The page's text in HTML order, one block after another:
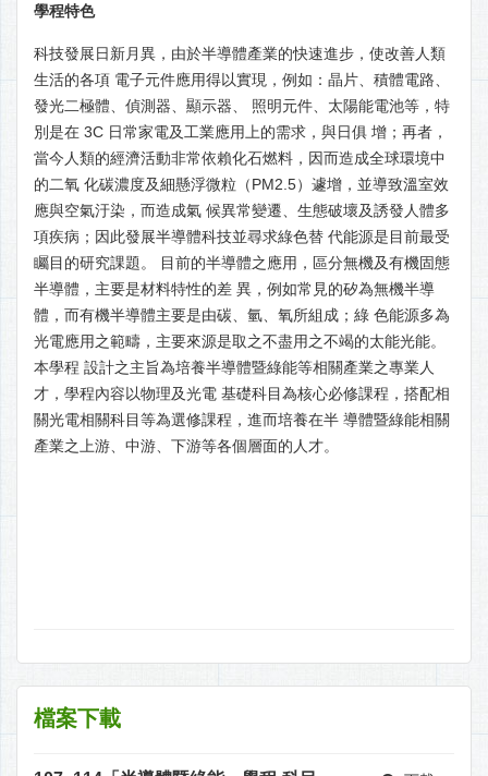
學程特色
科技發展日新月異，由於半導體產業的快速進步，使改善人類
生活的各項 電子元件應用得以實現，例如：晶片、積體電路、
發光二極體、偵測器、顯示器、 照明元件、太陽能電池等，特
別是在 3C 日常家電及工業應用上的需求，與日俱 增；再者，
當今人類的經濟活動非常依賴化石燃料，因而造成全球環境中
的二氧 化碳濃度及細懸浮微粒（PM2.5）遽增，並導致溫室效
應與空氣汙染，而造成氣 候異常變遷、生態破壞及誘發人體多
項疾病；因此發展半導體科技並尋求綠色替 代能源是目前最受
矚目的研究課題。 目前的半導體之應用，區分無機及有機固態
半導體，主要是材料特性的差 異，例如常見的矽為無機半導
體，而有機半導體主要是由碳、氫、氧所組成；綠 色能源多為
光電應用之範疇，主要來源是取之不盡用之不竭的太能光能。
本學程 設計之主旨為培養半導體暨綠能等相關產業之專業人
才，學程內容以物理及光電 基礎科目為核心必修課程，搭配相
關光電相關科目等為選修課程，進而培養在半 導體暨綠能相關
產業之上游、中游、下游等各個層面的人才。
檔案下載